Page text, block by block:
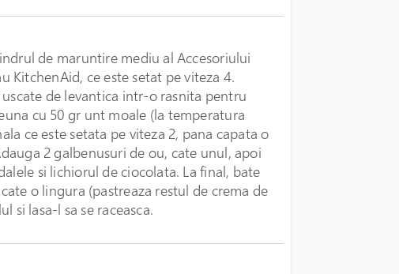
de maruntire mediu al Accesoriului
KitchenAid, ce este setat pe viteza 4.
de levantica intr-o rasnita pentru
cu 50 gr unt moale (la temperatura
ce este setata pe viteza 2, pana capata o
2 galbenusuri de ou, cate unul, apoi
si lichiorul de ciocolata. La final, bate
o lingura (pastreaza restul de crema de
si lasa-l sa se raceasca.